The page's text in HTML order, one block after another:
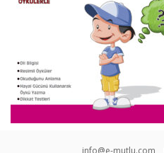
info@e-mutlu.com